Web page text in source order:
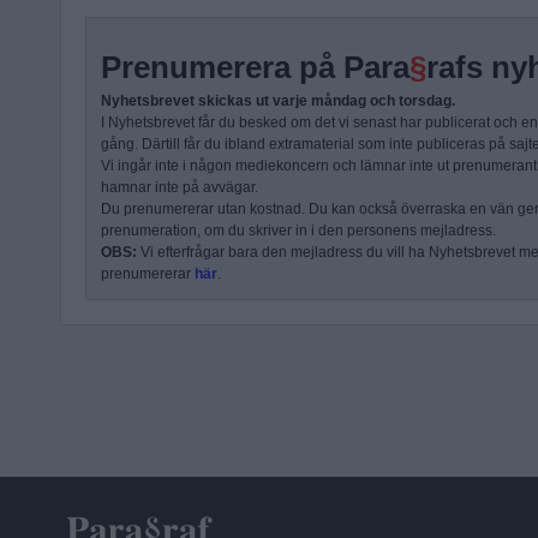
Prenumerera på Para§rafs
Nyhetsbrevet skickas ut varje måndag och torsdag.
I Nyhetsbrevet får du besked om det vi senast har publicerat och
gång. Därtill får du ibland extramaterial som inte publiceras på
Vi ingår inte i någon mediekoncern och lämnar inte ut
hamnar inte på avvägar.
Du prenumererar utan kostnad. Du kan också överraska en vän
prenumeration, om du skriver in i den personens mejladress.
OBS: Vi efterfrågar bara den mejladress du vill ha Nyhetsbrevet
prenumererar här.